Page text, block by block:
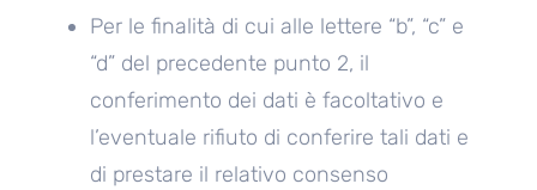
Per le finalità di cui alle lettere “b”, “c” e
“d” del precedente punto 2, il
conferimento dei dati è facoltativo e
l’eventuale rifiuto di conferire tali dati e
di prestare il relativo consenso